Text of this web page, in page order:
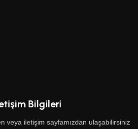
Bilgileri
veya iletişim sayfamızdan ulaşabilirsiniz